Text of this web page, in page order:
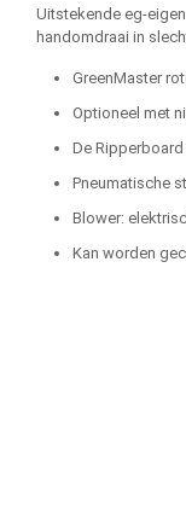
Uitstekende eg-
handomdraai in
GreenMaster
Optioneel met
De
Pneumatische
Blower:
Kan worden